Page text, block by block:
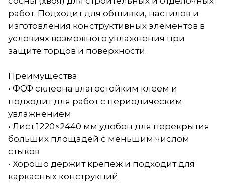
работ. Подходит для обшивки, настилов и
изготовления конструктивных элементов в
условиях возможного увлажнения при
защите торцов и поверхности.
Преимущества:
• ФСФ склеена влагостойким клеем и
подходит для работ с периодическим
увлажнением
• Лист 1220×2440 мм удобен для перекрытия
больших площадей с меньшим числом
стыков
• Хорошо держит крепёж и подходит для
каркасных конструкций